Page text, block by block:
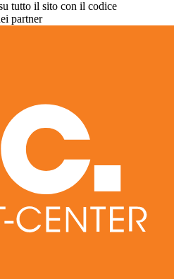
tutto il sito con il codice
partner